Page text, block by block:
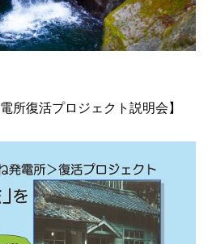
所復活プロジェクト説明会】